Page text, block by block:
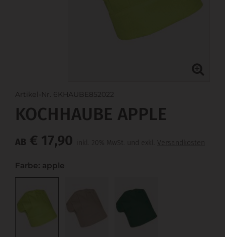
Artikel-Nr. 6KHAUBE852022
KOCHHAUBE APPLE
AB € 17,90 inkl. 20% MwSt. und exkl. Versandkosten
Farbe: apple